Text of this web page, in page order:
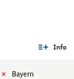
Info
Bayern